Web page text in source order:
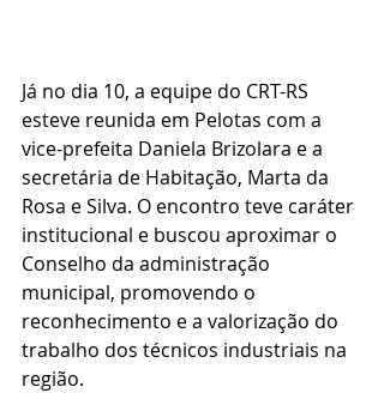
Já no dia 10, a equipe do CRT-RS
esteve reunida em Pelotas com a
vice-prefeita Daniela Brizolara e a
secretária de Habitação, Marta da
Rosa e Silva. O encontro teve caráter
institucional e buscou aproximar o
Conselho da administração
municipal, promovendo o
reconhecimento e a valorização do
trabalho dos técnicos industriais na
região.